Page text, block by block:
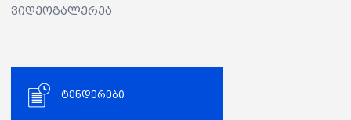
ვიდეოგალერეა
ტენდერები